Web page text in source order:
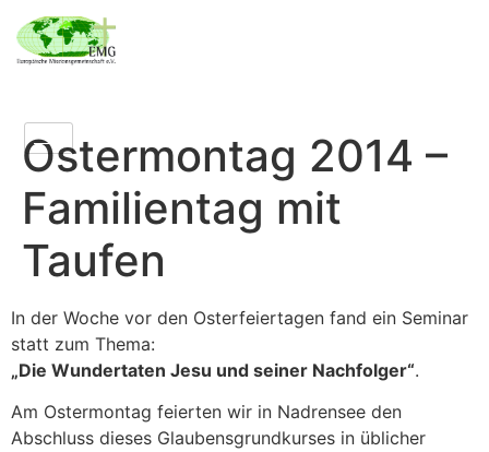
Ostermontag 2014 –
Familientag mit
Taufen
In der Woche vor den Osterfeiertagen fand ein Seminar
statt zum Thema:
„Die Wundertaten Jesu und seiner Nachfolger“.
Am Ostermontag feierten wir in Nadrensee den
Abschluss dieses Glaubensgrundkurses in üblicher